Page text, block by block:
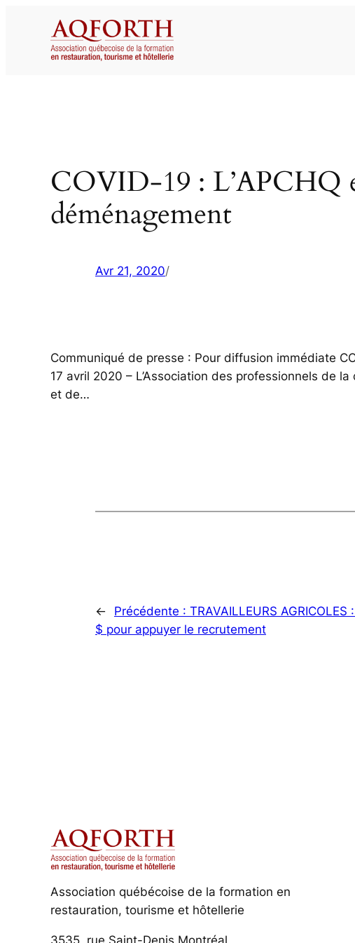
COVID-19 : L’APCHQ
déménagement
Avr 21, 2020/
Communiqué de presse : Pour diffusion immédiate
17 avril 2020 – L’Association des professionnels de
et de…
← Précédente : TRAVAILLEURS
$ pour appuyer le recrutement
Association québécoise de la formation en
restauration, tourisme et hôtellerie
3535, rue Saint-Denis Montréal